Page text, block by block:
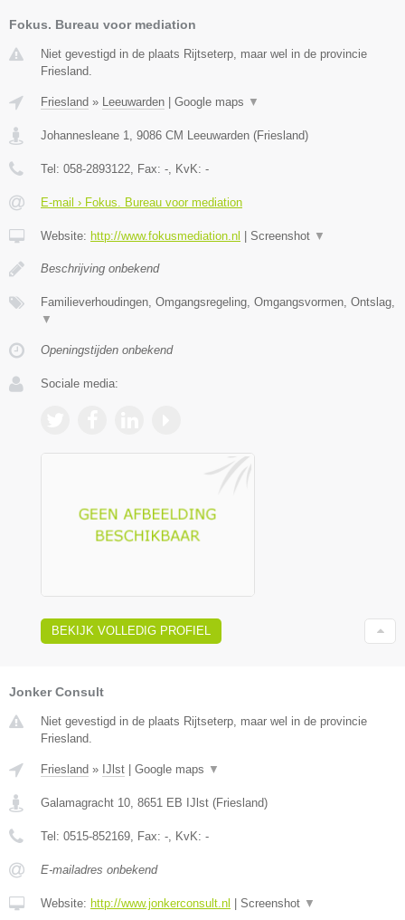
Fokus. Bureau voor mediation
Niet gevestigd in de plaats Rijtseterp, maar wel in de provincie
Friesland.
Friesland » Leeuwarden Google maps ▼
Johannesleane 1 9086 CM Leeuwarden (Friesland)
Tel: 058-2893122 , Fax: - , KvK: -
E-mail › Fokus. Bureau voor mediation
Website: http://www.fokusmediation.nl Screenshot ▼
Beschrijving onbekend
Familieverhoudingen, Omgangsregeling, Omgangsvormen, Ontslag,
▼
Openingstijden onbekend
Sociale media:
BEKIJK VOLLEDIG PROFIEL
Jonker Consult
Niet gevestigd in de plaats Rijtseterp, maar wel in de provincie
Friesland.
Friesland » IJlst | Google maps ▼
Galamagracht 10 8651 EB IJlst (Friesland)
Tel: 0515-852169 , Fax: - , KvK: -
E-mailadres onbekend
Website: http://www.jonkerconsult.nl | Screenshot ▼